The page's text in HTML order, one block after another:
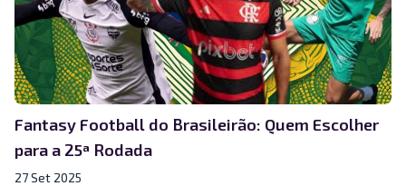
Fantasy Football do Brasileirão: Quem Escolher
para a 25ª Rodada
27 Set 2025